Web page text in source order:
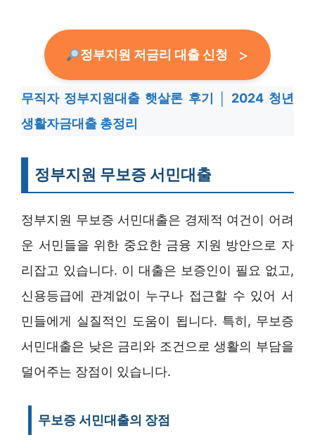
정부지원 저금리 대출 신청
무직자 정부지원대출 햇살론 후기 │ 2024 청년
생활자금대출 총정리
정부지원 무보증 서민대출
정부지원 무보증 서민대출은 경제적 여건이 어려
운 서민들을 위한 중요한 금융 지원 방안으로 자
리잡고 있습니다. 이 대출은 보증인이 필요 없고,
신용등급에 관계없이 누구나 접근할 수 있어 서
민들에게 실질적인 도움이 됩니다. 특히, 무보증
서민대출은 낮은 금리와 조건으로 생활의 부담을
덜어주는 장점이 있습니다.
무보증 서민대출의 장점